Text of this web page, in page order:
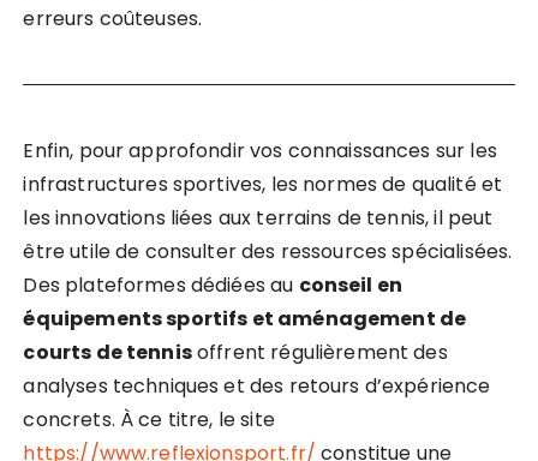
erreurs coûteuses.
Enfin, pour approfondir vos connaissances sur les
infrastructures sportives, les normes de qualité et
les innovations liées aux terrains de tennis, il peut
être utile de consulter des ressources spécialisées.
Des plateformes dédiées au conseil en
équipements sportifs et aménagement de
courts de tennisoffrent régulièrement des
analyses techniques et des retours d’expérience
concrets. À ce titre, le site
https://www.reflexionsport.fr/ constitue une